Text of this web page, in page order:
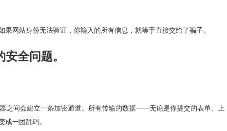
网站身份无法验证，你输入的所有信息，就等于直接交给了骗子。
全问题。
之间会建立一条加密通道。所有传输的数据——无论是你提交的表单、上
一团乱码。